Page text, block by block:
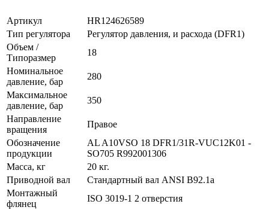
Артикул
HR124626589
Тип регулятора
Регулятор давления, и расхода (DFR1)
Объем /
Типоразмер
18
Номинальное
давление, бар
280
Максимальное
давление, бар
350
Направление
вращения
Правое
Обозначение
продукции
AL A10VSO 18 DFR1/31R-VUC12K01 -
SO705 R992001306
Масса, кг
20 кг.
Приводной вал
Стандартный вал ANSI B92.1a
Монтажный
флянец
ISO 3019-1 2 отверстия